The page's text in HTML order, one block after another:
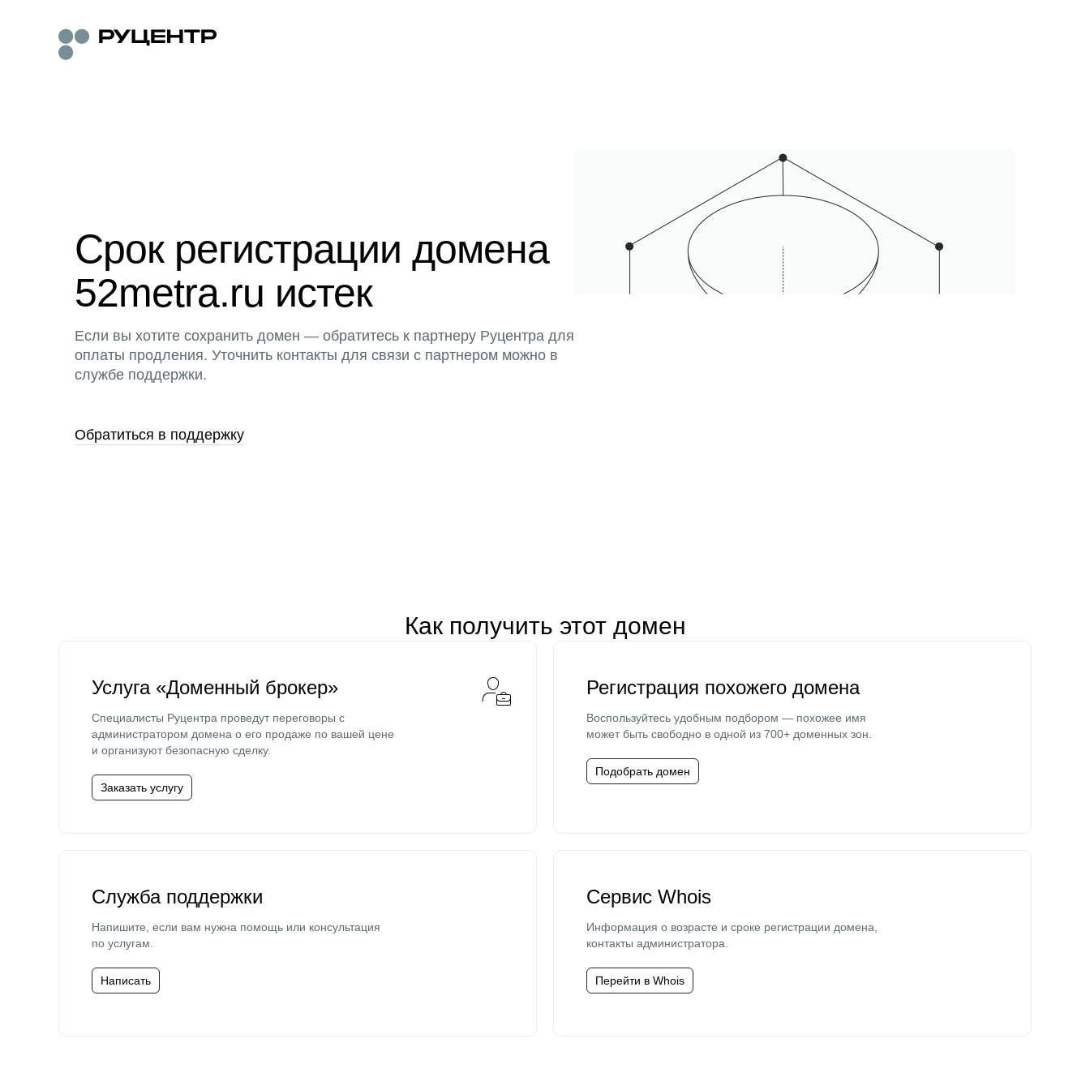
Срок регистрации домена
52metra.ru истек
Если вы хотите сохранить домен — обратитесь к партнеру Руцентра для
оплаты продления. Уточнить контакты для связи с партнером можно в
службе поддержки.
Обратиться в поддержку
Как получить этот домен
Услуга «Доменный брокер»
Специалисты Руцентра проведут переговоры с
администратором домена о его продаже по вашей цене
и организуют безопасную сделку.
Заказать услугу
Регистрация похожего домена
Воспользуйтесь удобным подбором — похожее имя
может быть свободно в одной из 700+ доменных зон.
Подобрать домен
Служба поддержки
Напишите, если вам нужна помощь или консультация
по услугам.
Написать
Сервис Whois
Информация о возрасте и сроке регистрации домена,
контакты администратора.
Перейти в Whois